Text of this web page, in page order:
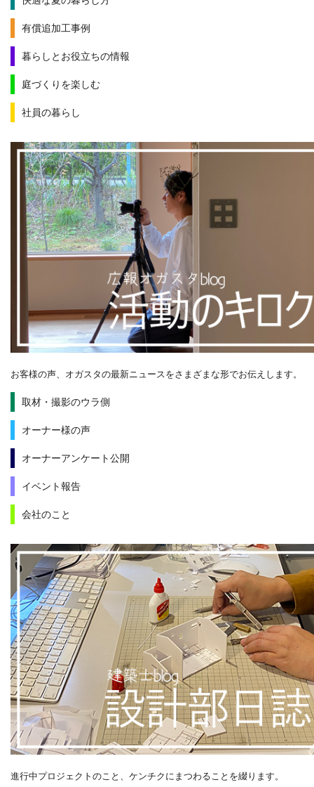
有償追加工事例
暮らしとお役立ちの情報
庭づくりを楽しむ
社員の暮らし
お客様の声、オガスタの最新ニュースをさまざまな形でお伝えします。
取材・撮影のウラ側
オーナー様の声
オーナーアンケート公開
イベント報告
会社のこと
進行中プロジェクトのこと、ケンチクにまつわることを綴ります。